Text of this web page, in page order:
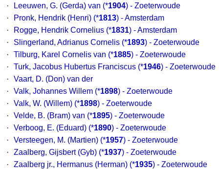
·
Leeuwen, G. (Gerda) van (*1904) - Zoeterwoude
·
Pronk, Hendrik (Henri) (*1813) - Amsterdam
·
Rogge, Hendrik Cornelius (*1831) - Amsterdam
·
Slingerland, Adrianus Cornelis (*1893) - Zoeterwoude
·
Tilburg, Karel Cornelis van (*1885) - Zoeterwoude
·
Turk, Jacobus Hubertus Franciscus (*1946) - Zoeterwoude
·
Vaart, D. (Don) van der
·
Valk, Johannes Willem (*1898) - Zoeterwoude
·
Valk, W. (Willem) (*1898) - Zoeterwoude
·
Velde, B. (Bram) van (*1895) - Zoeterwoude
·
Verboog, E. (Eduard) (*1890) - Zoeterwoude
·
Versteegen, M. (Martien) (*1957) - Zoeterwoude
·
Zaalberg, Gijsbert (Gyb) (*1937) - Zoeterwoude
·
Zaalberg jr., Hermanus (Herman) (*1935) - Zoeterwoude